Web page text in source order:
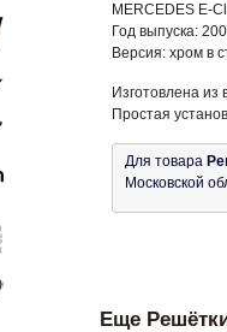
MERCEDES E-
Год выпуска:
Версия: хром в
Изготовлена из
Простая
Для товара
Московской
Еще